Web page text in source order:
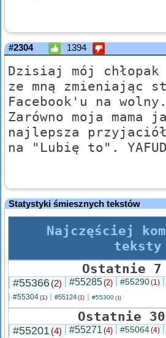
#2304 1394
Dzisiaj mój chłopak
ze mną zmieniając
Facebook'u na wolny.
Zarówno moja mama
najlepsza
na "Lubię to". YAFUD
Statystyki śmiesznych tekstów
Najczęściej
teksty
Ostatnie
#55366(2) #55285(2) #55290(1)
#55304(1) #55124 (1) #55300 (1)
Ostatnie
#55201(4) #55271 (4) #55064(4)